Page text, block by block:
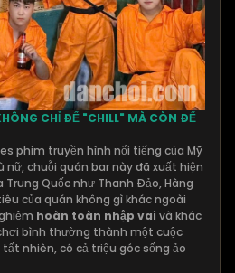
CHỈ ĐỂ "CHILL" MÀ CÒN ĐỂ
phim truyền hình nổi tiếng của Mỹ
chuỗi quán bar này đã xuất hiện
Quốc như Thanh Đảo, Hàng
của quán không gì khác ngoài
hoàn toàn nhập vai và khác
bình thường thành một cuộc
nhiên, có cả triệu góc sống ảo